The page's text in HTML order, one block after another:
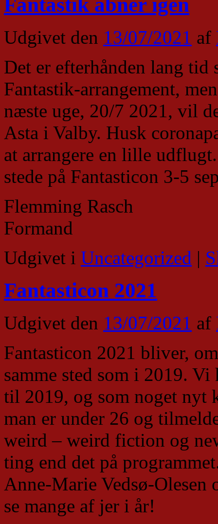
Fantastik åbner igen
Udgivet den 13/07/2021 af
Det er efterhånden lang
Fantastik-arrangement,
næste uge, 20/7 2021, vil
Asta i Valby. Husk
at arrangere en lille
stede på Fantasticon 3-5
Flemming Rasch
Formand
Udgivet i Uncategorized |
Fantasticon 2021
Udgivet den 13/07/2021 af
Fantasticon 2021 bliver,
samme sted som i 2019.
til 2019, og som noget nyt
man er under 26 og
weird – weird fiction og
ting end det på
Anne-Marie Vedsø-
se mange af jer i år!